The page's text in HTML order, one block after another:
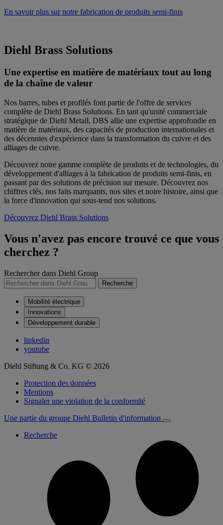
En savoir plus sur notre fabrication de produits semi-finis
Diehl Brass Solutions
Une expertise en matière de matériaux tout au long
de la chaîne de valeur
Nos barres, tubes et profilés font partie de l'offre de services
complète de Diehl Brass Solutions. En tant qu'unité commerciale
stratégique de Diehl Metall, DBS allie une expertise approfondie en
matière de matériaux, des capacités de production internationales et
des décennies d'expérience dans la transformation du cuivre et des
alliages de cuivre.
Découvrez notre gamme complète de produits et de technologies, du
développement d'alliages à la fabrication de produits semi-finis, en
passant par des solutions de précision sur mesure. Découvrez nos
chiffres clés, nos faits marquants, nos sites et notre histoire, ainsi que
la force d'innovation qui sous-tend nos solutions.
Découvrez Diehl Brass Solutions
Vous n'avez pas encore trouvé ce que vous
cherchez ?
Rechercher dans Diehl Group
Recherche
Mobilité électrique
Innovations
Développement durable
linkedin
youtube
Diehl Stiftung & Co. KG © 2026
Protection des données
Mentions
Signaler une violation de la conformité
Une partie du groupe Diehl Bulletin d'information
Recherche